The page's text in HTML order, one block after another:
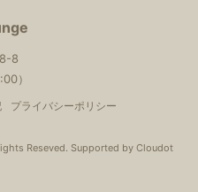
8
）
プライバシーポリシー
Reseved. Supported by Cloudot